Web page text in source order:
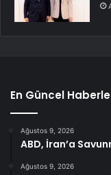
En Güncel
Ağustos 9, 2026
ABD, İran’a
Ağustos 9, 2026